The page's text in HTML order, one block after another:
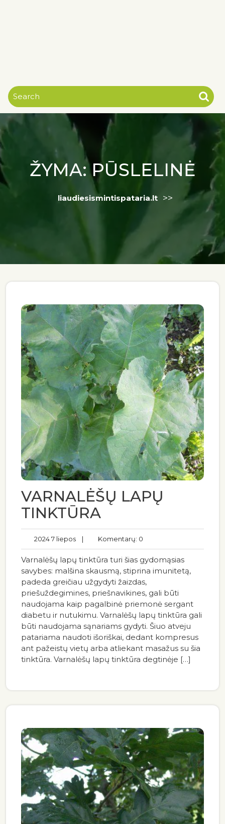
ŽYMA:PŪSLELINĖ
liaudiesismintispataria.lt >>
VARNALĖŠŲ LAPŲ
TINKTŪRA
2024 7 liepos | Komentarų: 0
Varnalėšų lapų tinktūra turi šias gydomąsias
savybes: malšina skausmą, stiprina imunitetą,
padeda greičiau užgydyti žaizdas,
priešuždegimines, priešnavikines, gali būti
naudojama kaip pagalbinė priemonė sergant
diabetu ir nutukimu. Varnalėšų lapų tinktūra gali
būti naudojama sąnariams gydyti. Šiuo atveju
patariama naudoti išoriškai, dedant kompresus
ant pažeistų vietų arba atliekant masažus su šia
tinktūra. Varnalėšų lapų tinktūra degtinėje […]